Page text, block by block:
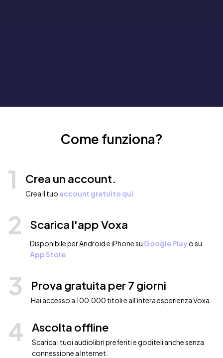
Come funziona?
1 Crea un account.
Crea il tuo account gratuito qui.
2 Scarica l'app Voxa
Disponibile per Android e iPhone su Google Playo su
App Store
3 Prova gratuita per 7 giorni
Hai accesso a 100.000 titoli e all'intera esperienza Voxa.
4 Ascolta offline
Scarica i tuoi audiolibri preferiti e goditeli anche senza
connessione a Internet.